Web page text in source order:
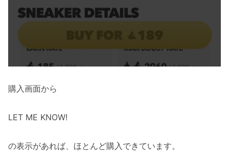
購入画面から
LET ME KNOW!
の表示があれば、ほとんど購入できています。